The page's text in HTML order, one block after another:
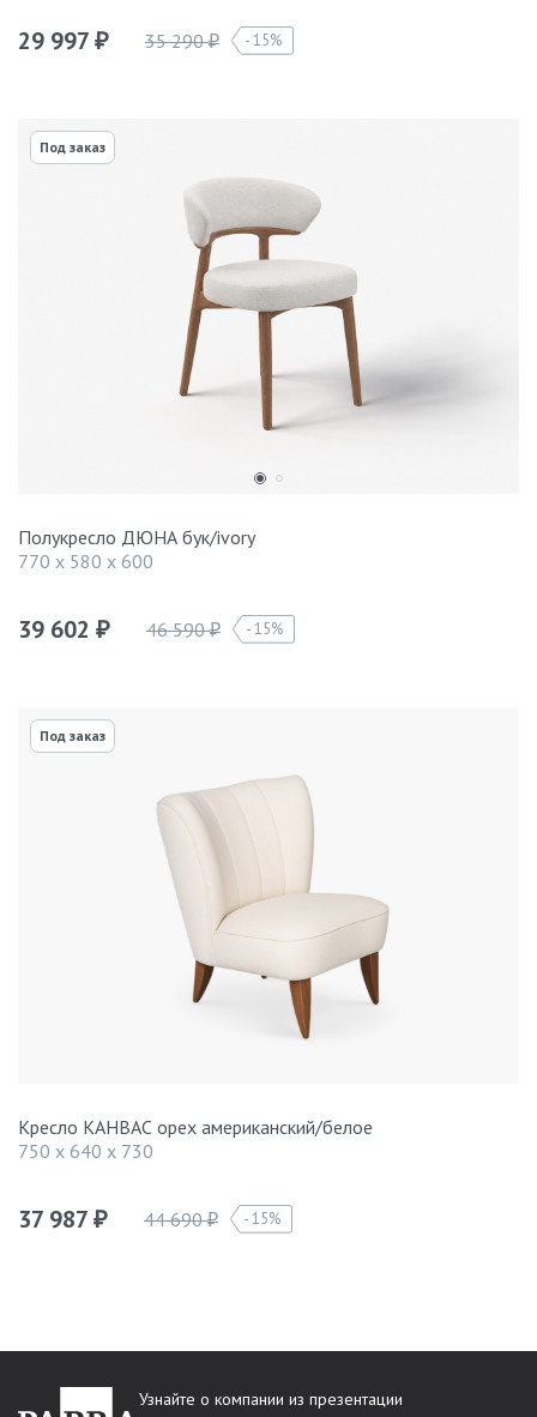
29 997 ₽ 35 290₽ 15%
Под заказ
Полукресло ДЮНА бук/ivory
770 x 580 x 600
39 602 ₽ 46 590₽ 15%
Под заказ
Кресло КАНВАС орех американский/белое
750 x 640 x 730
37 987 ₽ 44 690₽ 15%
Узнайте о компании из презентации